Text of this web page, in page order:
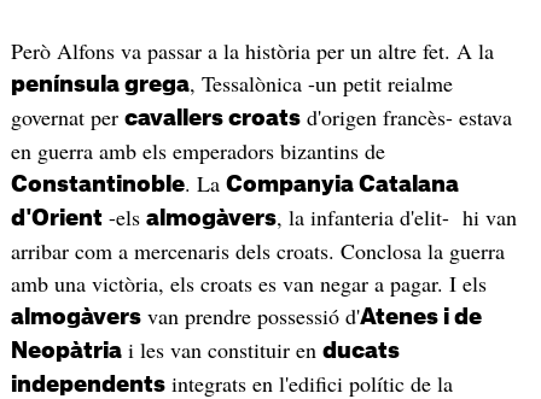
Però Alfons va passar a la història per un altre fet. A la
península grega, Tessalònica -un petit reialme
governat per cavallers croatsd'origen francès- estava
en guerra amb els emperadors bizantins de
Constantinoble. La Companyia Catalana
d'Orient-els almogàvers, la infanteria d'elit- hi van
arribar com a mercenaris dels croats. Conclosa la guerra
amb una victòria, els croats es van negar a pagar. I els
almogàversvan prendre possessió d'Atenes i de
Neopàtriai les van constituir en ducats
independentsintegrats en l'edifici polític de la